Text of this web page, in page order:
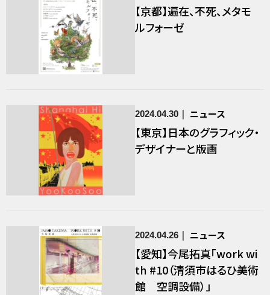
【京都】遍在、不死、メタモ
ルフォーゼ
2024.04.30 ニュース
【東京】日本のグラフィック・
デザイナーと版画
2024.04.26 ニュース
【愛知】今尾拓真「work wi
th #10（清須市はるひ美術
館 空調設備）」